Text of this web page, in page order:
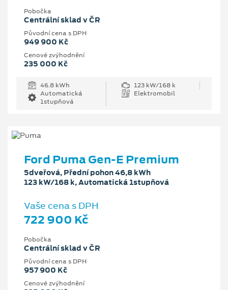
Pobočka
Centrální sklad v ČR
Původní cena s DPH
949 900 Kč
Cenové zvýhodnění
235 000 Kč
46.8 kWh
123 kW/168 k
Automatická
1stupňová
Elektromobil
Ford Puma Gen-E Premium
5dveřová, Přední pohon 46,8 kWh
123 kW/168 k, Automatická 1stupňová
Vaše cena s DPH
722 900 Kč
Pobočka
Centrální sklad v ČR
Původní cena s DPH
957 900 Kč
Cenové zvýhodnění